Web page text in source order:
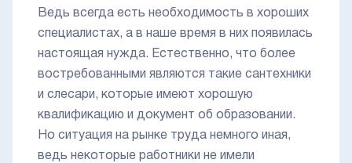
Ведь всегда есть необходимость в хороших
специалистах, а в наше время в них появилась
настоящая нужда. Естественно, что более
востребованными являются такие сантехники
и слесари, которые имеют хорошую
квалификацию и документ об образовании.
Но ситуация на рынке труда немного иная,
ведь некоторые работники не имели